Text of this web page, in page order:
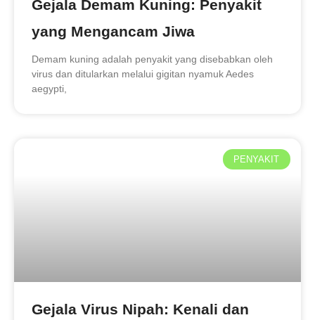
Gejala Demam Kuning: Penyakit
yang Mengancam Jiwa
Demam kuning adalah penyakit yang disebabkan oleh
virus dan ditularkan melalui gigitan nyamuk Aedes
aegypti,
PENYAKIT
Gejala Virus Nipah: Kenali dan